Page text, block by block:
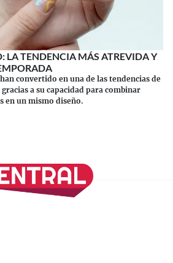
LA TENDENCIA MÁS ATREVIDA Y
convertido en una de las tendencias de
a su capacidad para combinar
en un mismo diseño.